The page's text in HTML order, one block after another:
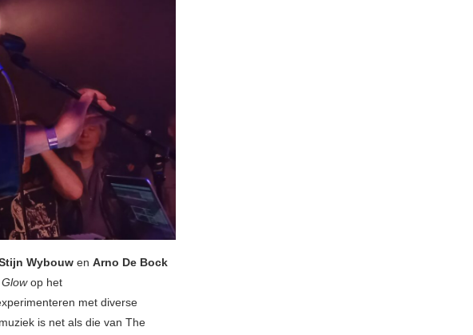
Wybouw en Arno De Bock
Glowop het
met diverse
is net als die van The